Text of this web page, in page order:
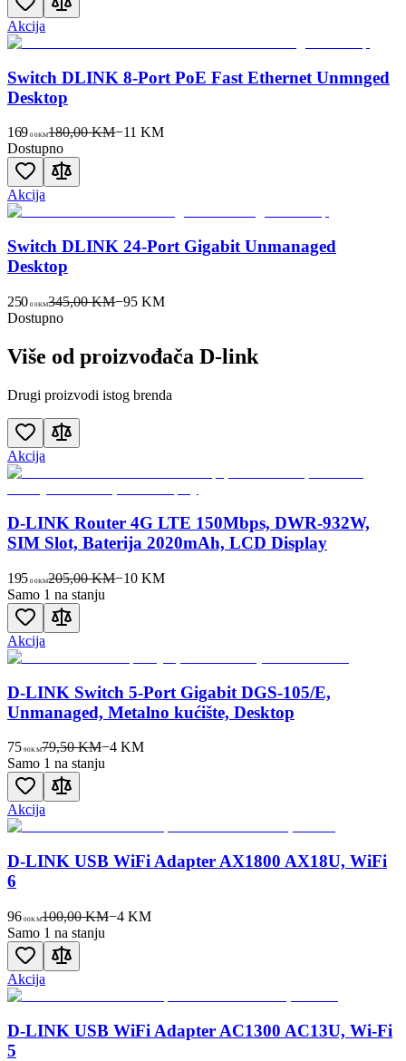
Akcija
Switch DLINK 8-Port PoE Fast Ethernet Unmnged
Desktop
169 00KM180,00 KM−11 KM
Dostupno
Akcija
Switch DLINK 24-Port Gigabit Unmanaged
Desktop
250 00KM345,00 KM−95 KM
Dostupno
Više od proizvođača D-link
Drugi proizvodi istog brenda
Akcija
D-LINK Router 4G LTE 150Mbps, DWR-932W,
SIM Slot, Baterija 2020mAh, LCD Display
195 00KM205,00 KM−10 KM
Samo 1 na stanju
Akcija
D-LINK Switch 5-Port Gigabit DGS-105/E,
Unmanaged, Metalno kućište, Desktop
75 90KM79,50 KM−4KM
Samo 1 na stanju
Akcija
D-LINK USB WiFi Adapter AX1800 AX18U, WiFi
6
96 00KM100,00 KM−4KM
Samo 1 na stanju
Akcija
D-LINK USB WiFi Adapter AC1300 AC13U, Wi-Fi
5